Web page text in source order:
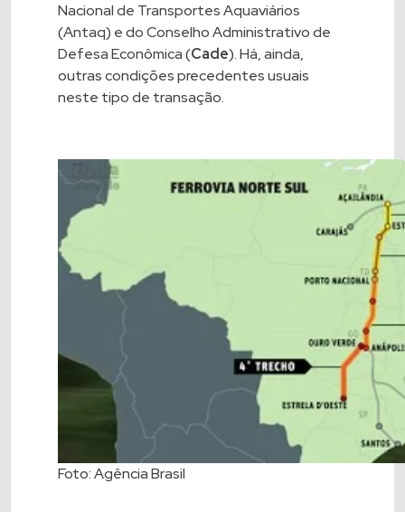
Nacional de Transportes Aquaviários
(Antaq) e do Conselho Administrativo de
Defesa Econômica (Cade). Há, ainda,
outras condições precedentes usuais
neste tipo de transação.
Foto: Agência Brasil